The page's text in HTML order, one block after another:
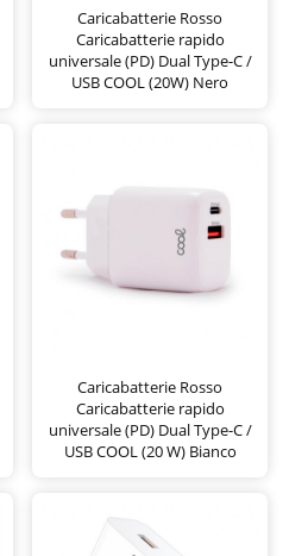
Caricabatterie Rosso
Caricabatterie rapido
universale (PD) Dual Type-C /
USB COOL (20W) Nero
Caricabatterie Rosso
Caricabatterie rapido
universale (PD) Dual Type-C /
USB COOL (20 W) Bianco